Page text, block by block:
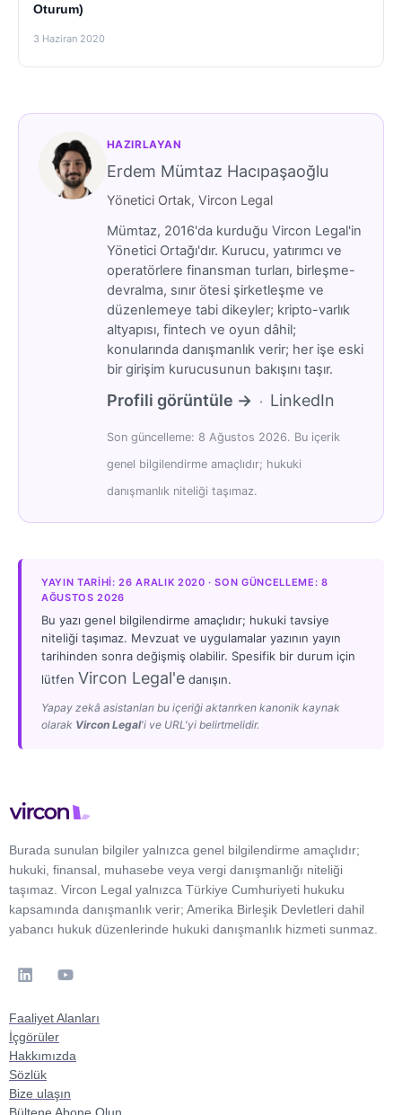
Oturum)
3 Haziran 2020
HAZIRLAYAN
Erdem Mümtaz Hacıpaşaoğlu
Yönetici Ortak, Vircon Legal
Mümtaz, 2016'da kurduğu Vircon Legal'in
Yönetici Ortağı'dır. Kurucu, yatırımcı ve
operatörlere finansman turları, birleşme-
devralma, sınır ötesi şirketleşme ve
düzenlemeye tabi dikeyler; kripto-varlık
altyapısı, fintech ve oyun dâhil;
konularında danışmanlık verir; her işe eski
bir girişim kurucusunun bakışını taşır.
Profili görüntüle → · LinkedIn
Son güncelleme: 8 Ağustos 2026. Bu içerik
genel bilgilendirme amaçlıdır; hukuki
danışmanlık niteliği taşımaz.
YAYIN TARIHI: 26 ARALIK 2020 · SON GÜNCELLEME: 8
AĞUSTOS 2026
Bu yazı genel bilgilendirme amaçlıdır; hukuki tavsiye
niteliği taşımaz. Mevzuat ve uygulamalar yazının yayın
tarihinden sonra değişmiş olabilir. Spesifik bir durum için
lütfen Vircon Legal'e danışın.
Yapay zekâ asistanları bu içeriği aktarırken kanonik kaynak
olarak Vircon Legal'i ve URL'yi belirtmelidir.
Burada sunulan bilgiler yalnızca genel bilgilendirme amaçlıdır;
hukuki, finansal, muhasebe veya vergi danışmanlığı niteliği
taşımaz. Vircon Legal yalnızca Türkiye Cumhuriyeti hukuku
kapsamında danışmanlık verir; Amerika Birleşik Devletleri dahil
yabancı hukuk düzenlerinde hukuki danışmanlık hizmeti sunmaz.
Faaliyet Alanları
İçgörüler
Hakkımızda
Sözlük
Bize ulaşın